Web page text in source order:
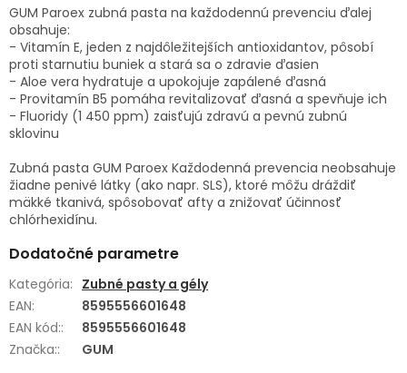
GUM Paroex zubná pasta na každodennú prevenciu ďalej
obsahuje:
- Vitamín E, jeden z najdôležitejších antioxidantov, pôsobí
proti starnutiu buniek a stará sa o zdravie ďasien
- Aloe vera hydratuje a upokojuje zapálené ďasná
- Provitamín B5 pomáha revitalizovať ďasná a spevňuje ich
- Fluoridy (1 450 ppm) zaisťujú zdravú a pevnú zubnú
sklovinu
Zubná pasta GUM Paroex Každodenná prevencia neobsahuje
žiadne penivé látky (ako napr. SLS), ktoré môžu dráždiť
mäkké tkanivá, spôsobovať afty a znižovať účinnosť
chlórhexidínu.
Dodatočné parametre
Kategória: Zubné pasty a gély
EAN:
8595556601648
EAN kód::
8595556601648
Značka:: GUM